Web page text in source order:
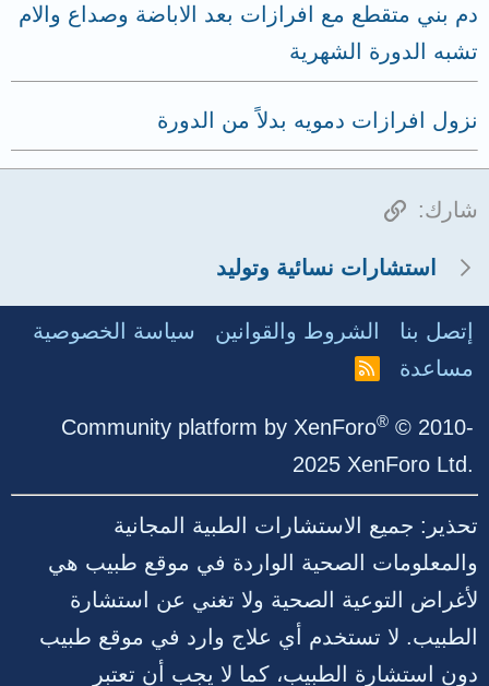
دم بني متقطع مع افرازات بعد الاباضة وصداع والام
تشبه الدورة الشهرية
نزول افرازات دمويه بدلاً من الدورة
شارك: الرابط
استشارات نسائية وتوليد
إتصل بنا الشروط والقوانين
سياسة الخصوصية
مساعدة
R
Community platform by XenForo® © 2010-
2025 XenForo Ltd.
تحذير: جميع الاستشارات الطبية المجانية
والمعلومات الصحية الواردة في موقع طبيب هي
لأغراض التوعية الصحية ولا تغني عن استشارة
الطبيب. لا تستخدم أي علاج وارد في موقع طبيب
دون استشارة الطبيب، كما لا يجب أن تعتبر